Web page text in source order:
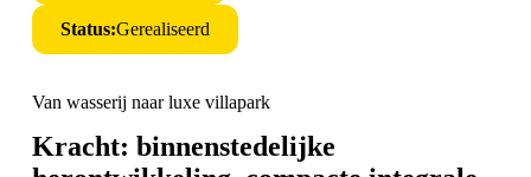
Status:Gerealiseerd
Van wasserij naar luxe villapark
Kracht: binnenstedelijke